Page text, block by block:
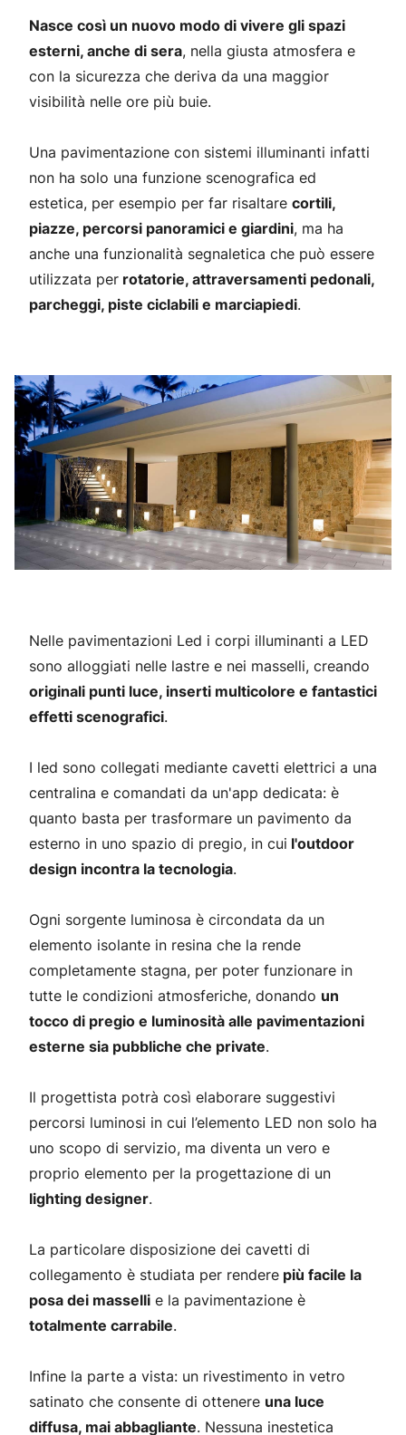
Nasce così un nuovo modo di vivere gli spazi
esterni, anche di sera, nella giusta atmosfera e
con la sicurezza che deriva da una maggior
visibilità nelle ore più buie.
Una pavimentazione con sistemi illuminanti infatti
non ha solo una funzione scenografica ed
estetica, per esempio per far risaltare cortili,
piazze, percorsi panoramici e giardini, ma ha
anche una funzionalità segnaletica che può essere
utilizzata per rotatorie, attraversamenti pedonali,
parcheggi, piste ciclabili e marciapiedi.
Nelle pavimentazioni Led i corpi illuminanti a LED
sono alloggiati nelle lastre e nei masselli, creando
originali punti luce, inserti multicolore e fantastici
effetti scenografici.
I led sono collegati mediante cavetti elettrici a una
centralina e comandati da un'app dedicata: è
quanto basta per trasformare un pavimento da
esterno in uno spazio di pregio, in cui l'outdoor
design incontra la tecnologia.
Ogni sorgente luminosa è circondata da un
elemento isolante in resina che la rende
completamente stagna, per poter funzionare in
tutte le condizioni atmosferiche, donando un
tocco di pregio e luminosità alle pavimentazioni
esterne sia pubbliche che private.
Il progettista potrà così elaborare suggestivi
percorsi luminosi in cui l’elemento LED non solo ha
uno scopo di servizio, ma diventa un vero e
proprio elemento per la progettazione di un
lighting designer.
La particolare disposizione dei cavetti di
collegamento è studiata per rendere più facile la
posa dei masselli e la pavimentazione è
totalmente carrabile.
Infine la parte a vista: un rivestimento in vetro
satinato che consente di ottenere una luce
diffusa, mai abbagliante. Nessuna inestetica